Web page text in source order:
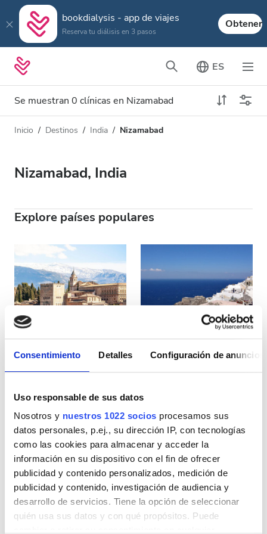
Consentimiento Detalles Configuración de anuncios
Uso responsable de sus datos
Nosotros y nuestros 1022 socios procesamos sus
datos personales, p.ej., su dirección IP, con tecnologías
como las cookies para almacenar y acceder la
información en su dispositivo con el fin de ofrecer
publicidad y contenido personalizados, medición de
publicidad y contenido, investigación de audiencia y
desarrollo de servicios. Tiene la opción de seleccionar
quién usa sus datos y con qué propósitos. Puede
bookdialysis - app de viajes
Reserva tu diálisis en 3 pasos
Obtener
ES
Se muestran 0 clínicas en Nizamabad
Tipo de diálisis
Todas las diálisis
Diálisis HDF
Acepta
Pacientes con VIH
Pacientes con hepatitis B
TSE
Instalaciones
Refrescos
WiFi gratuito
Pantallas de televisión
Traslado gratuito
Distancia
Precio
Inicio Destinos India Nizamabad
Nizamabad, India
Explore países populares
España Grecia